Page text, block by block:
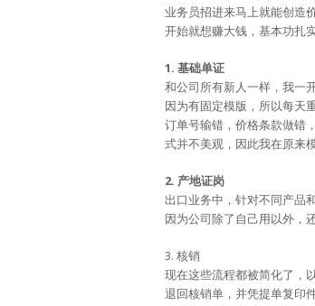
业务员招进来马上就能创造
开始就想赚大钱，基本功扎
1. 基础单证
和公司所有新人一样，我一
因为有固定模版，所以每天
订单号输错，价格条款做错
式并不美观，因此我在原来
2. 产地证岗
出口业务中，针对不同产品
因为公司除了自己用以外，
3. 核销
现在这些流程都被简化了，
退回核销单，并凭提单复印